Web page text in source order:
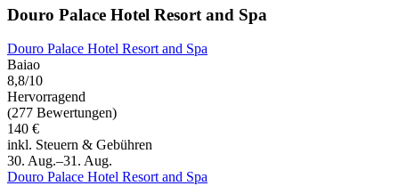
Douro Palace Hotel Resort and Spa
Douro Palace Hotel Resort and Spa
Baiao
8,8/10
Hervorragend
(277 Bewertungen)
140 €
inkl. Steuern & Gebühren
30. Aug.–31. Aug.
Douro Palace Hotel Resort and Spa